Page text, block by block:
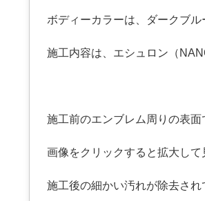
ボディーカラーは、ダークブル
施工内容は、エシュロン（
施工前のエンブレム周りの表面
画像をクリックすると拡大して
施工後の細かい汚れが除去さ